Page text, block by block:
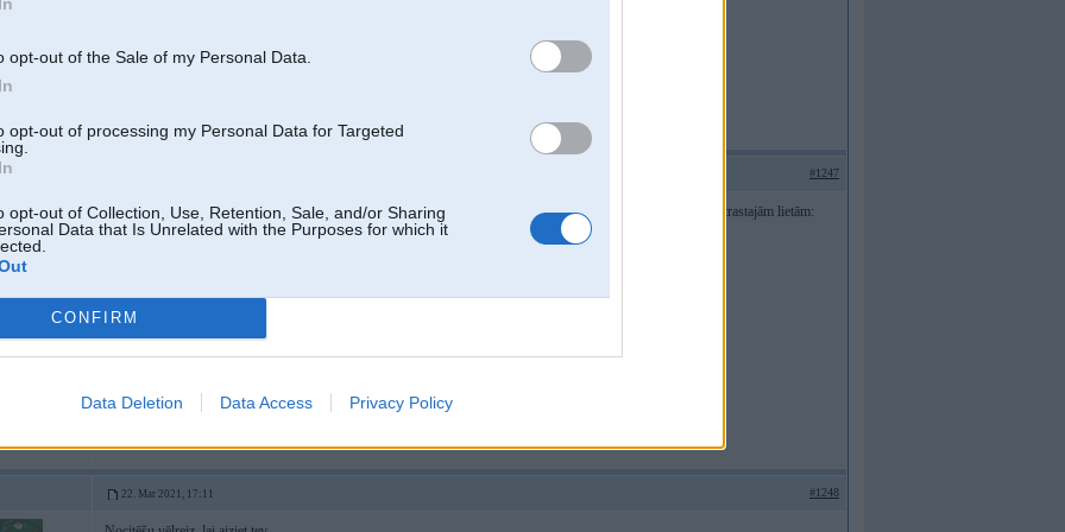
opt-out of the Sale of my Personal Data.
opt-out of processing my Personal Data for Targeted
opt-out of Collection, Use, Retention, Sale, and/or Sharing
Data that Is Unrelated with the Purposes for which it
CONFIRM
Data Deletion Data Access Privacy Policy
344K V8,
#1247
Teikšu tā - līdz šim no Tavas puses nav bijis neviena korekta argumenta, kas apgāztu rakstā minēto. No tām 3 atrastajām lietām:
- oriģinālu arī ir iespējams atrast:
22. Mar 2021, 17:11 #1248